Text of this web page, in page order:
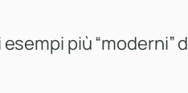
esempi più “moderni”